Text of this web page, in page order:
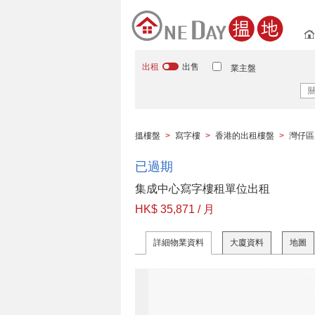
出租 出售 業主盤
搵樓盤 > 寫字樓 > 香港的出租樓盤 > 灣仔區
已過期
集成中心寫字樓租單位出租
HK$ 35,871 / 月
詳細物業資料 大廈資料 地圖